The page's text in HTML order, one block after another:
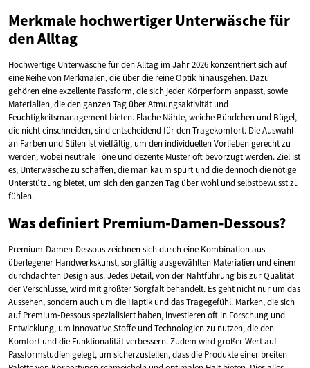
Merkmale hochwertiger Unterwäsche für
den Alltag
Hochwertige Unterwäsche für den Alltag im Jahr 2026 konzentriert sich auf
eine Reihe von Merkmalen, die über die reine Optik hinausgehen. Dazu
gehören eine exzellente Passform, die sich jeder Körperform anpasst, sowie
Materialien, die den ganzen Tag über Atmungsaktivität und
Feuchtigkeitsmanagement bieten. Flache Nähte, weiche Bündchen und Bügel,
die nicht einschneiden, sind entscheidend für den Tragekomfort. Die Auswahl
an Farben und Stilen ist vielfältig, um den individuellen Vorlieben gerecht zu
werden, wobei neutrale Töne und dezente Muster oft bevorzugt werden. Ziel ist
es, Unterwäsche zu schaffen, die man kaum spürt und die dennoch die nötige
Unterstützung bietet, um sich den ganzen Tag über wohl und selbstbewusst zu
fühlen.
Was definiert Premium-Damen-Dessous?
Premium-Damen-Dessous zeichnen sich durch eine Kombination aus
überlegener Handwerkskunst, sorgfältig ausgewählten Materialien und einem
durchdachten Design aus. Jedes Detail, von der Nahtführung bis zur Qualität
der Verschlüsse, wird mit größter Sorgfalt behandelt. Es geht nicht nur um das
Aussehen, sondern auch um die Haptik und das Tragegefühl. Marken, die sich
auf Premium-Dessous spezialisiert haben, investieren oft in Forschung und
Entwicklung, um innovative Stoffe und Technologien zu nutzen, die den
Komfort und die Funktionalität verbessern. Zudem wird großer Wert auf
Passformstudien gelegt, um sicherzustellen, dass die Produkte einer breiten